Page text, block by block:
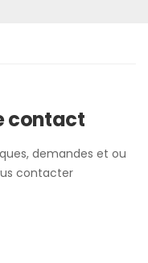
contact
demandes et ou
contacter